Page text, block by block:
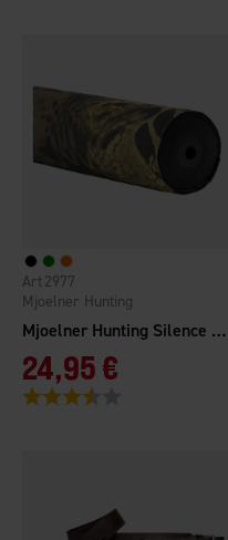
Mjoelner Hunting Silence Heat Cover neoprene black
Mjoelner Hunting
2977
24,95 €
Bewertung: